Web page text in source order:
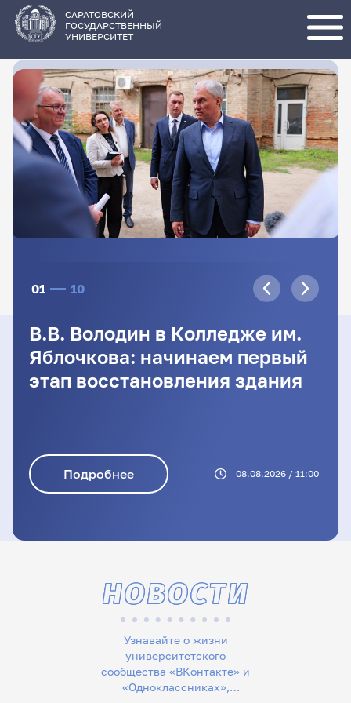
основному
содержанию
САРАТОВСКИЙ
ГОСУДАРСТВЕННЫЙ
УНИВЕРСИТЕТ
01 10
В.В. Володин в Колледже им.
Яблочкова: начинаем первый
этап восстановления здания
Подробнее 08.08.2026 / 11:00
Узнавайте о жизни
университетского
сообщества «ВКонтакте» и
«Одноклассниках»,
НОВОСТИ